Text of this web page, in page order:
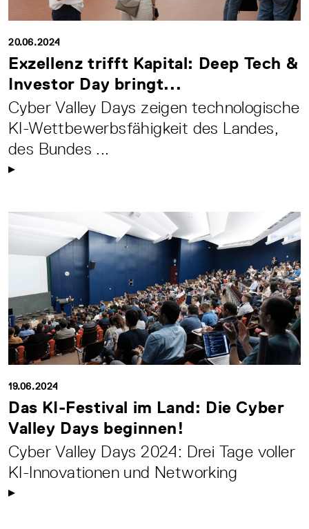
20.06.2024
Exzellenz trifft Kapital: Deep Tech &
Investor Day bringt...
Cyber Valley Days zeigen technologische
KI-Wettbewerbsfähigkeit des Landes,
des Bundes ...
19.06.2024
Das KI-Festival im Land: Die Cyber
Valley Days beginnen!
Cyber Valley Days 2024: Drei Tage voller
KI-Innovationen und Networking